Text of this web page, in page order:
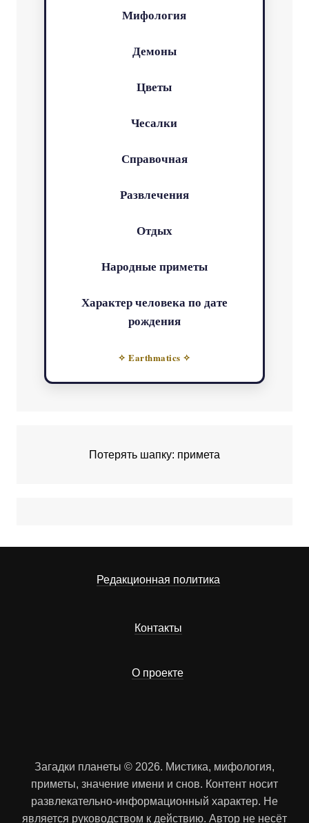
Мифология
Демоны
Цветы
Чесалки
Справочная
Развлечения
Отдых
Народные приметы
Характер человека по дате
рождения
✧ Earthmatics ✧
Потерять шапку: примета
Редакционная политика
Контакты
О проекте
Загадки планеты © 2026. Мистика, мифология,
приметы, значение имени и снов. Контент носит
развлекательно-информационный характер. Не
является руководством к действию. Автор не несёт